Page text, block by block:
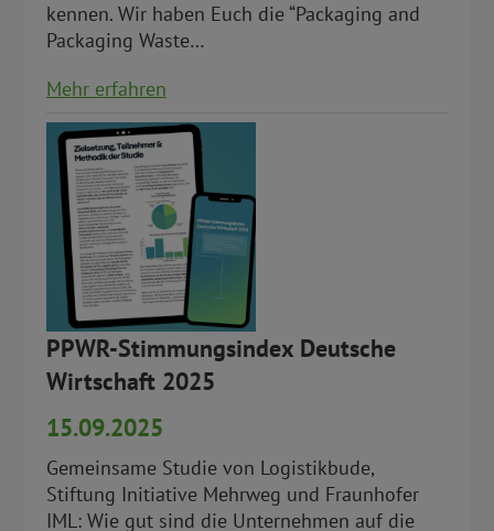
kennen. Wir haben Euch die “Packaging and
Packaging Waste…
Mehr erfahren
PPWR-Stimmungsindex Deutsche
Wirtschaft 2025
15.09.2025
Gemeinsame Studie von Logistikbude,
Stiftung Initiative Mehrweg und Fraunhofer
IML: Wie gut sind die Unternehmen auf die